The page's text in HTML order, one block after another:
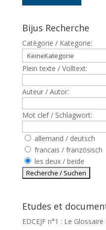
Bijus Recherche
Catègorie / Kategorie:
Plein texte / Volltext:
Auteur / Autor:
Mot clef / Schlagwort:
allemand / deutsch
francais / französisch
les deux / beide
Etudes et
EDCEJF n°1 : Le